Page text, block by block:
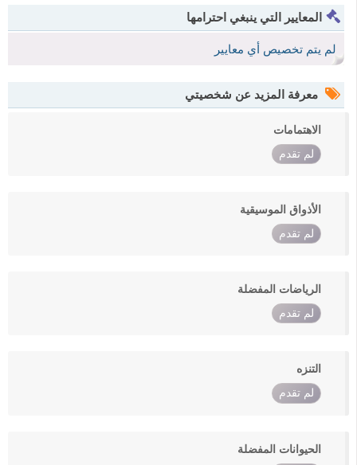
المعايير التي ينبغي احترامها
لم يتم تخصيص أي معايير
معرفة المزيد عن شخصيتي
الاهتمامات
لم تقدم
الأذواق الموسيقية
لم تقدم
الرياضات المفضلة
لم تقدم
التنزه
لم تقدم
الحيوانات المفضلة